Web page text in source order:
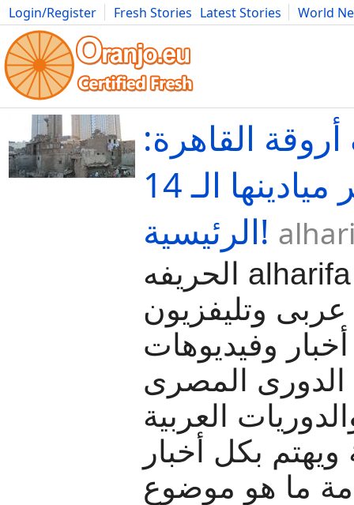
Login/Register Fresh Stories Latest Stories
World
Movies Anime Music Art Cars Advice Science
القاهرة:
جولة عبر ميادينها الـ 14
الرئيسية!
الحريفه alharifa موقع رياضى
وتليفزيون
وفيديوهات
الدورى المصرى
العربية
ويهتم بكل أخبار
ما هو موضوع